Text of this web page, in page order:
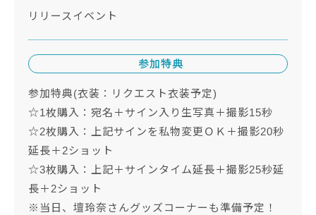
リリースイベント
参加特典
参加特典(衣装：リクエスト衣装予定)
☆1枚購入：宛名＋サイン入り生写真＋撮影15秒
☆2枚購入：上記サインを私物変更ＯＫ＋撮影20秒
延長＋2ショット
☆3枚購入：上記＋サインタイム延長＋撮影25秒延
長＋2ショット
※当日、壇玲奈さんグッズコーナーも準備予定！